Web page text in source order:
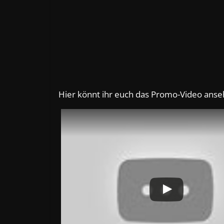
Hier könnt ihr euch das Promo-Video